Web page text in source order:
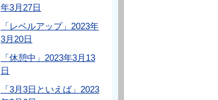
年3月27日
「レベルアップ」2023年
3月20日
「休憩中」2023年3月13
日
「3月3日といえば」2023